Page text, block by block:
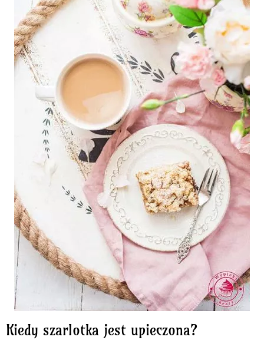
Kiedy szarlotka jest upieczona?